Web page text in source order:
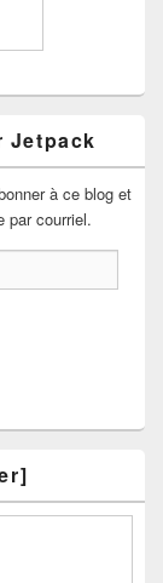
Jetpack
à ce blog et
par courriel.